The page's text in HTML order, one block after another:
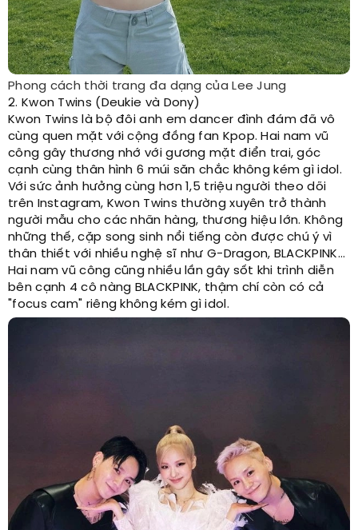
Phong cách thời trang đa dạng của Lee Jung
2. Kwon Twins (Deukie và Dony)
Kwon Twins là bộ đôi anh em dancer đình đám đã vô
cùng quen mặt với cộng đồng fan Kpop. Hai nam vũ
công gây thương nhớ với gương mặt điển trai, góc
cạnh cùng thân hình 6 múi săn chắc không kém gì idol.
Với sức ảnh hưởng cùng hơn 1,5 triệu người theo dõi
trên Instagram, Kwon Twins thường xuyên trở thành
người mẫu cho các nhãn hàng, thương hiệu lớn. Không
những thế, cặp song sinh nổi tiếng còn được chú ý vì
thân thiết với nhiều nghệ sĩ như G-Dragon, BLACKPINK...
Hai nam vũ công cũng nhiều lần gây sốt khi trình diễn
bên cạnh 4 cô nàng BLACKPINK, thậm chí còn có cả
"focus cam" riêng không kém gì idol.